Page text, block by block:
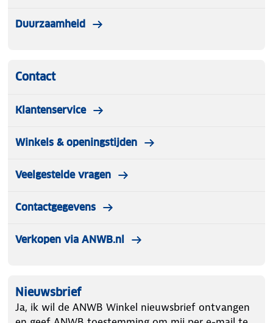
Duurzaamheid
Contact
Klantenservice
Winkels & openingstijden
Veelgestelde vragen
Contactgegevens
Verkopen via ANWB.nl
Nieuwsbrief
Ja, ik wil de ANWB Winkel nieuwsbrief ontvangen